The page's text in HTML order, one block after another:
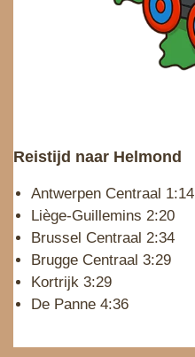
Reistijd naar Helmond
Antwerpen Centraal 1:14
Liège-Guillemins 2:20
Brussel Centraal 2:34
Brugge Centraal 3:29
Kortrijk 3:29
De Panne 4:36